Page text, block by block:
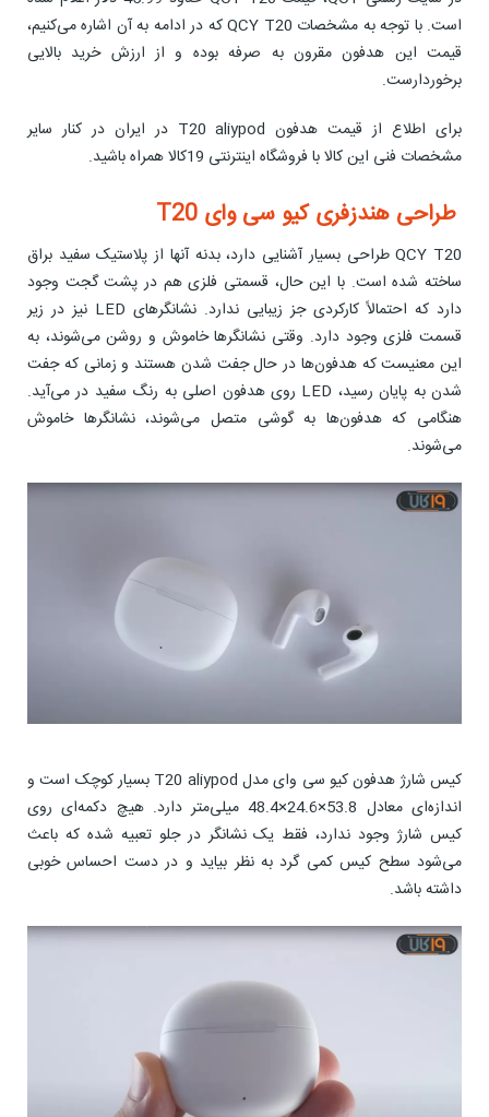
است. با توجه به مشخصات QCY T20 که در ادامه به آن اشاره می‌کنیم،
قیمت این هدفون مقرون به صرفه بوده و از ارزش خرید بالایی
برخوردارست.
برای اطلاع از قیمت هدفون T20 aliypod در ایران در کنار سایر
مشخصات فنی این کالا با فروشگاه اینترنتی 19کالا همراه باشید.
طراحی هندزفری کیو سی وای T20
QCY T20 طراحی بسیار آشنایی دارد، بدنه آنها از پلاستیک سفید براق
ساخته شده‌ است. با این حال، قسمتی فلزی هم در پشت گجت وجود
دارد که احتمالاً کارکردی جز زیبایی ندارد. نشانگرهای LED نیز در زیر
قسمت فلزی وجود دارد. وقتی نشانگرها خاموش و روشن می‌شوند، به
این معنیست که هدفون‌ها در حال جفت شدن هستند و زمانی که جفت
شدن به پایان رسید، LED روی هدفون اصلی به رنگ سفید در می‌آید.
هنگامی که هدفون‌ها به گوشی متصل می‌شوند، نشانگرها خاموش
می‌شوند.
کیس شارژ هدفون کیو سی وای مدل T20 aliypod بسیار کوچک است و
اندازه‌ای معادل 53.8×24.6×48.4 میلی‌متر دارد. هیچ دکمه‌ای روی
کیس شارژ وجود ندارد، فقط یک نشانگر در جلو تعبیه شده که باعث
می‌شود سطح کیس کمی گرد به نظر بیاید و در دست احساس خوبی
داشته باشد.